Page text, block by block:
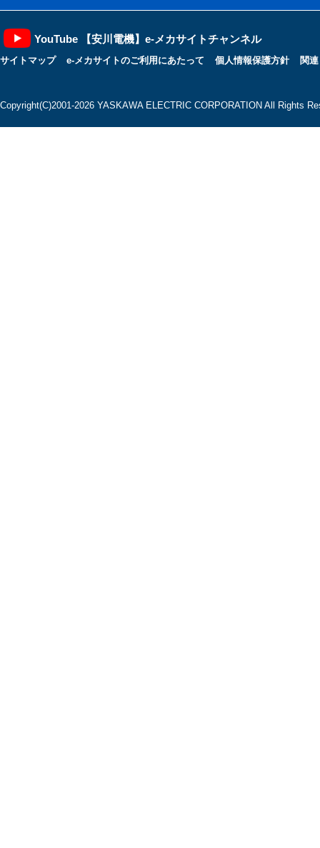
YouTube 【安川電機】e-メカサイトチャンネル
サイトマップ e-メカサイトのご利用にあたって 個人情報保護方針 関
Copyright(C)2001‐2026 YASKAWA ELECTRIC CORPORATION All Rights